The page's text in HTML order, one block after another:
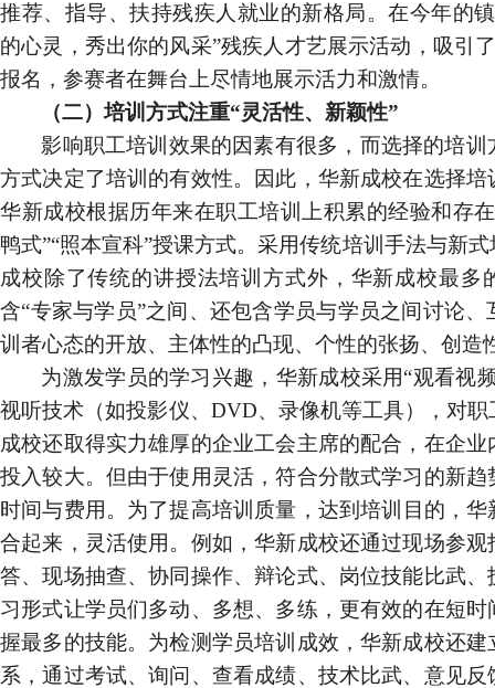
推荐、指导、扶持残疾人就业的新格局。在今年的
的心灵，秀出你的风采”残疾人才艺展示活动，吸引
报名，参赛者在舞台上尽情地展示活力和激情。
（二）培训方式注重“灵活性、新颖性”
影响职工培训效果的因素有很多，而选择的培
方式决定了培训的有效性。因此，华新成校在选择
华新成校根据历年来在职工培训上积累的经验和存
鸭式”“照本宣科”授课方式。采用传统培训手法与新
成校除了传统的讲授法培训方式外，华新成校最多
含“专家与学员”之间、还包含学员与学员之间讨论
训者心态的开放、主体性的凸现、个性的张扬、创造
为激发学员的学习兴趣，华新成校采用“观看视
视听技术（如投影仪、 DVD、录像机等工具），对
成校还取得实力雄厚的企业工会主席的配合，在企
投入较大。但由于使用灵活，符合分散式学习的新
时间与费用。为了提高培训 质量，达到培训
目的，
合起来，灵活使用。例如，华新成校还通过现场参
答、现场抽查、协同操作、辩论式、岗位技能比武
习形式让学员们多动、多想、多练，更有效的在短
握最多的技能。为检测学员培训成效，华新成校还
系，通过考试、询问、查看成绩、技术比武、意见